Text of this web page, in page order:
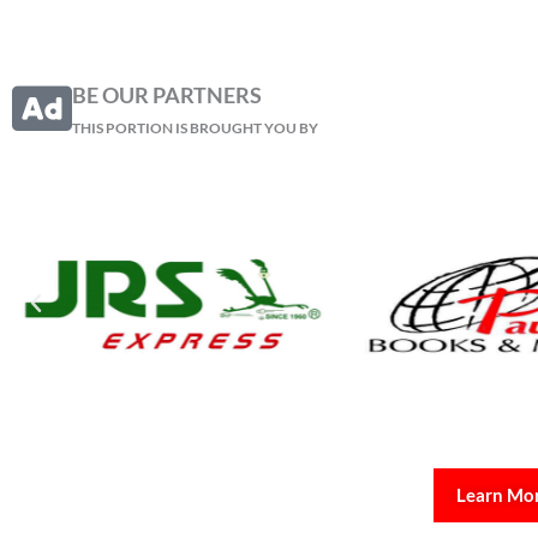
BE OUR PARTNERS
THIS PORTION IS BROUGHT YOU BY
Learn